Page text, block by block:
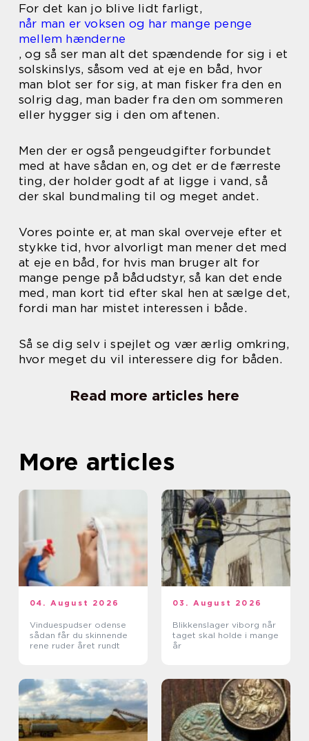
For det kan jo blive lidt farligt,
når man er voksen og har mange penge
mellem hænderne
, og så ser man alt det spændende for sig i et
solskinslys, såsom ved at eje en båd, hvor
man blot ser for sig, at man fisker fra den en
solrig dag, man bader fra den om sommeren
eller hygger sig i den om aftenen.
Men der er også pengeudgifter forbundet
med at have sådan en, og det er de færreste
ting, der holder godt af at ligge i vand, så
der skal bundmaling til og meget andet.
Vores pointe er, at man skal overveje efter et
stykke tid, hvor alvorligt man mener det med
at eje en båd, for hvis man bruger alt for
mange penge på bådudstyr, så kan det ende
med, man kort tid efter skal hen at sælge det,
fordi man har mistet interessen i både.
Så se dig selv i spejlet og vær ærlig omkring,
hvor meget du vil interessere dig for båden.
Read more articles here
More articles
04. August 2026
Vinduespudser odense
sådan får du skinnende
rene ruder året rundt
03. August 2026
Blikkenslager viborg når
taget skal holde i mange
år